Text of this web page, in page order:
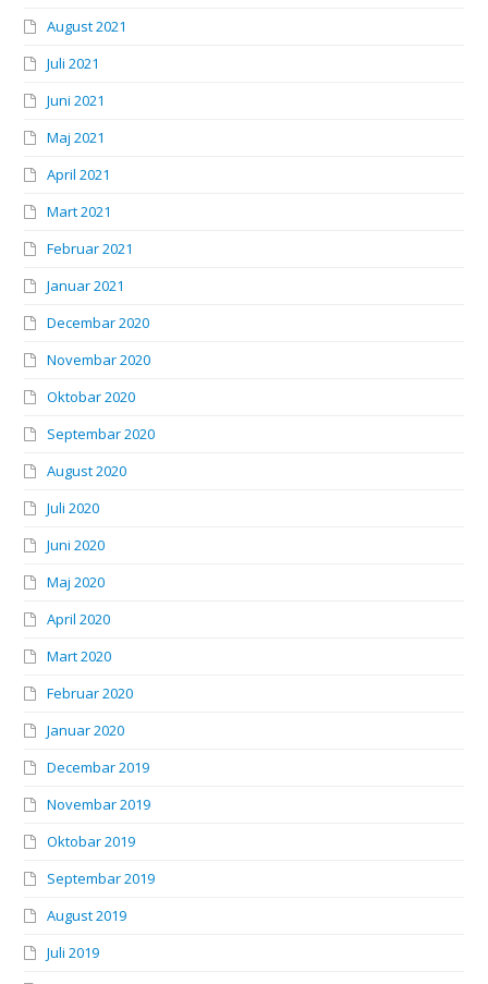
August 2021
Juli 2021
Juni 2021
Maj 2021
April 2021
Mart 2021
Februar 2021
Januar 2021
Decembar 2020
Novembar 2020
Oktobar 2020
Septembar 2020
August 2020
Juli 2020
Juni 2020
Maj 2020
April 2020
Mart 2020
Februar 2020
Januar 2020
Decembar 2019
Novembar 2019
Oktobar 2019
Septembar 2019
August 2019
Juli 2019